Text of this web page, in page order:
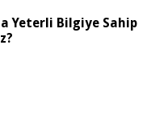
Yeterli Bilgiye Sahip